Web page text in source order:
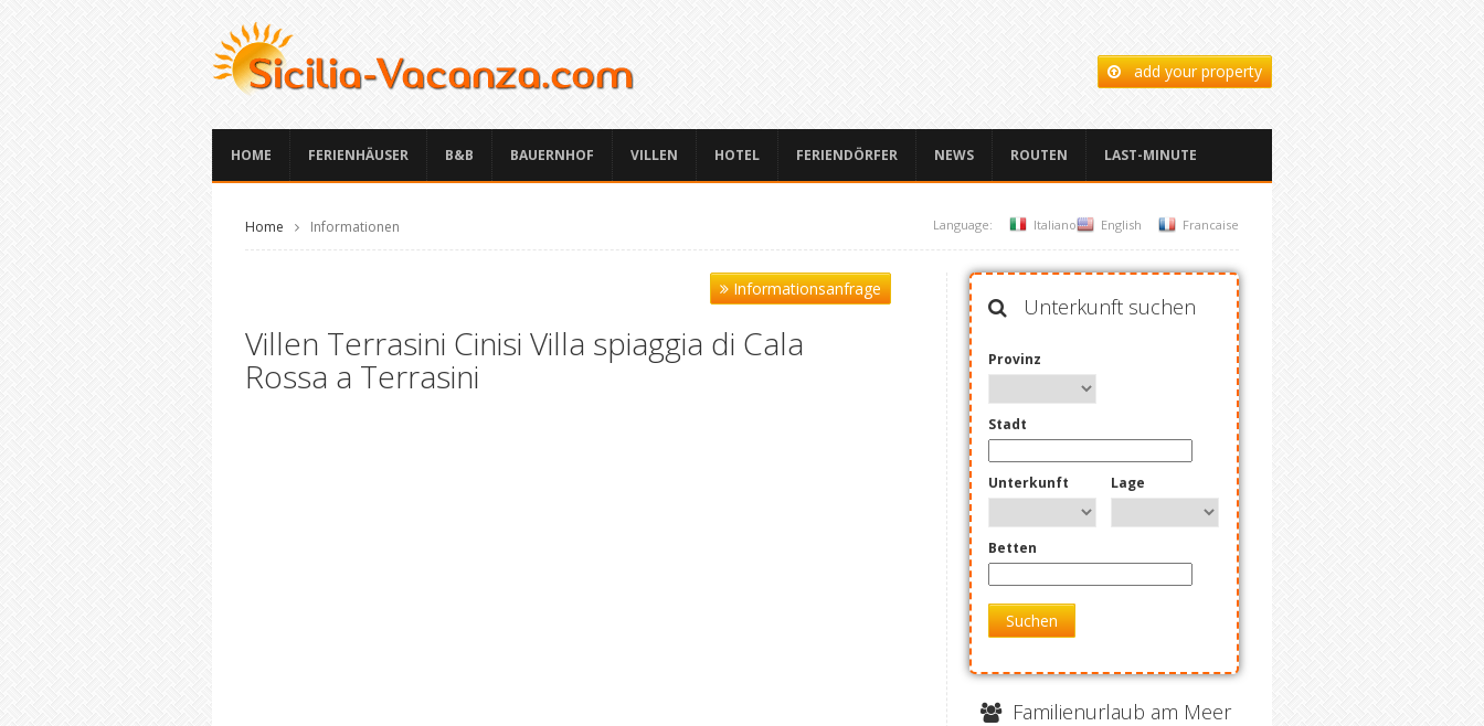
add your property
HOME FERIENHÄUSER B&B BAUERNHOF VILLEN HOTEL FERIENDÖRFER NEWS ROUTEN LAST-MINUTE
Home Informationen Language: Italiano English Francaise
Informationsanfrage
Villen Terrasini Cinisi Villa spiaggia di Cala
Rossa a Terrasini
Unterkunft suchen
Provinz
Stadt
Unterkunft Lage
Betten
Suchen
Familienurlaub am Meer